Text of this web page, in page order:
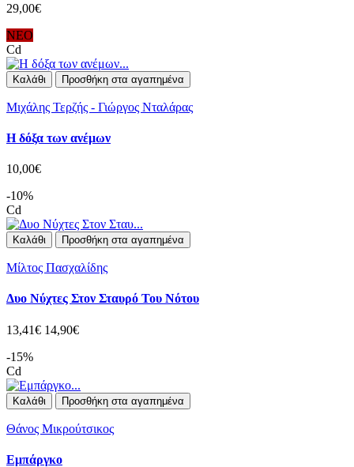
29,00€
ΝΕΟ
Cd
Καλάθι Προσθήκη στα αγαπημένα
Μιχάλης Τερζής - Γιώργος Νταλάρας
Η δόξα των ανέμων
10,00€
-10%
Cd
Καλάθι Προσθήκη στα αγαπημένα
Μίλτος Πασχαλίδης
Δυο Νύχτες Στον Σταυρό Του Νότου
13,41€ 14,90€
-15%
Cd
Καλάθι Προσθήκη στα αγαπημένα
Θάνος Μικρούτσικος
Εμπάργκο